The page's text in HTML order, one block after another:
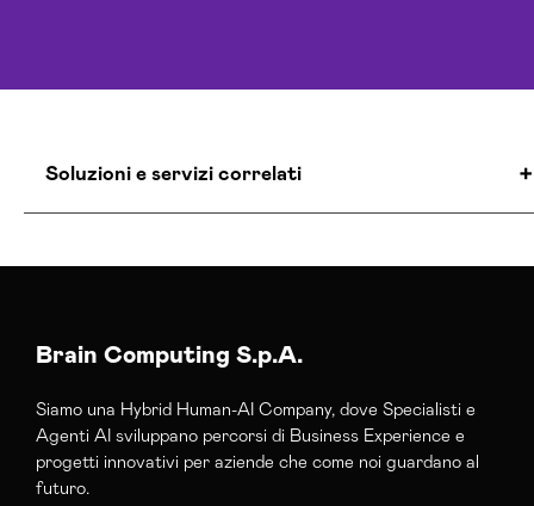
Soluzioni e servizi correlati
Agenzia Posizionamento Seo Modena
Agenzia Web Marketing Modena
Campagne Adv Social Modena
Campagne Advertising Modena
Brain Computing S.p.A.
Siamo una Hybrid Human-AI Company, dove Specialisti e
Agenti AI sviluppano percorsi di Business Experience e
progetti innovativi per aziende che come noi guardano al
futuro.